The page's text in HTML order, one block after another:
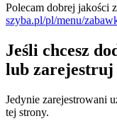
Polecam dobrej jakości
szyba.pl/pl/menu/
Jeśli chcesz
lub zarejestruj
Jedynie zarejestrowani
tej strony.